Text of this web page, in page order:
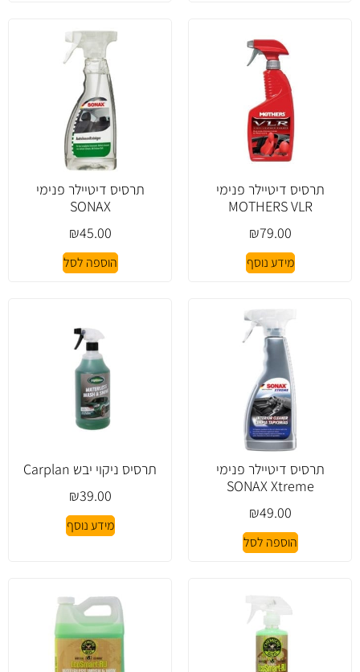
תרסיס דיטיילר פנימי
MOTHERS VLR
₪79.00
מידע נוסף
תרסיס דיטיילר פנימי
SONAX
₪45.00
הוספה לסל
תרסיס דיטיילר פנימי
SONAX Xtreme
₪49.00
הוספה לסל
תרסיס ניקוי יבש Carplan
₪39.00
מידע נוסף